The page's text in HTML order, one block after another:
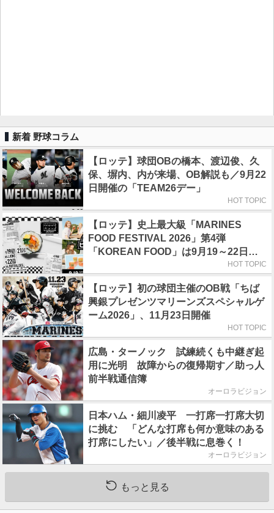
新着 野球コラム
【ロッテ】球団OBの橋本、渡辺俊、久
保、塀内、内が来場、OB解説も／9月22
日開催の「TEAM26デー」
HOT TOPIC
【ロッテ】史上最大級「MARINES
FOOD FESTIVAL 2026」第4弾
「KOREAN FOOD」は9月19～22日／
HOT TOPIC
【ロッテ】初の球団主催のOB戦「ちば
興銀プレゼンツマリーンズスペシャルゲ
ーム2026」、11月23日開催
HOT TOPIC
広島・ターノック 試練続くも中継ぎ起
用に光明 故障からの復帰期す／助っ人
前半戦通信簿
オーロラビジョン
日本ハム・細川凌平 一打席一打席大切
に挑む 「どんな打席も何か意味のある
打席にしたい」／後半戦に息巻く！
オーロラビジョン
もっと見る